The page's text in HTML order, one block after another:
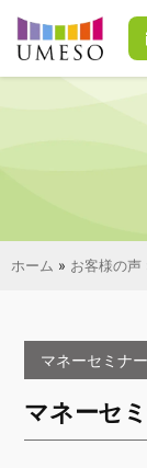
ホーム » お客様の声
マネーセミナー
マネーセ